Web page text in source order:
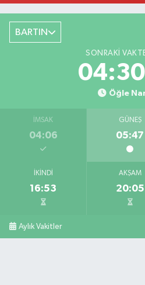
BARTIN
SONRAKI
Öğle
İMSAK
04:06
GÜNEŞ
05:47
İKINDI
16:53
AKŞAM
20:05
Aylık Vakitler